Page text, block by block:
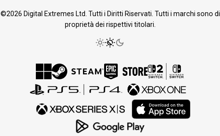
©2026 Digital Extremes Ltd. Tutti i Diritti Riservati. Tutti i marchi sono di
proprietà dei rispettivi titolari.